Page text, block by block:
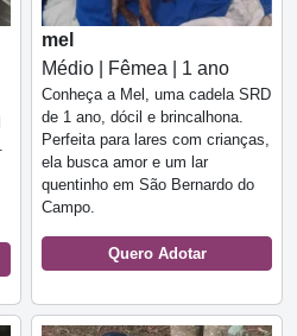
mel
Médio | Fêmea | 1 ano
Conheça a Mel, uma cadela SRD
de 1 ano, dócil e brincalhona.
Perfeita para lares com crianças,
ela busca amor e um lar
quentinho em São Bernardo do
Campo.
Quero Adotar